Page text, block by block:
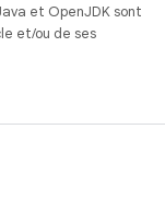
et OpenJDK sont
et/ou de ses